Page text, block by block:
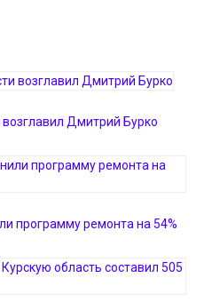
возглавил Дмитрий Бурко
программу ремонта на 54%